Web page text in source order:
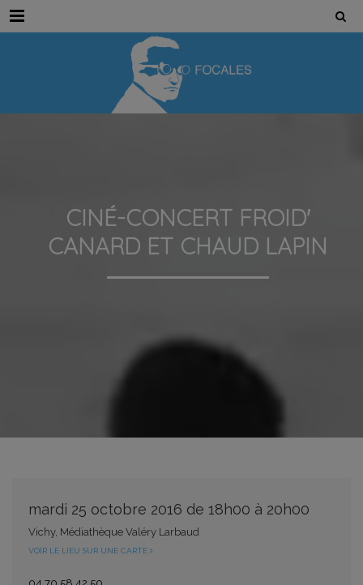
Menu
CINÉ-CONCERT FROID'
CANARD ET CHAUD LAPIN
mardi 25 octobre 2016 de 18h00 à 20h00
Vichy, Médiathèque Valéry Larbaud
VOIR LE LIEU SUR UNE CARTE